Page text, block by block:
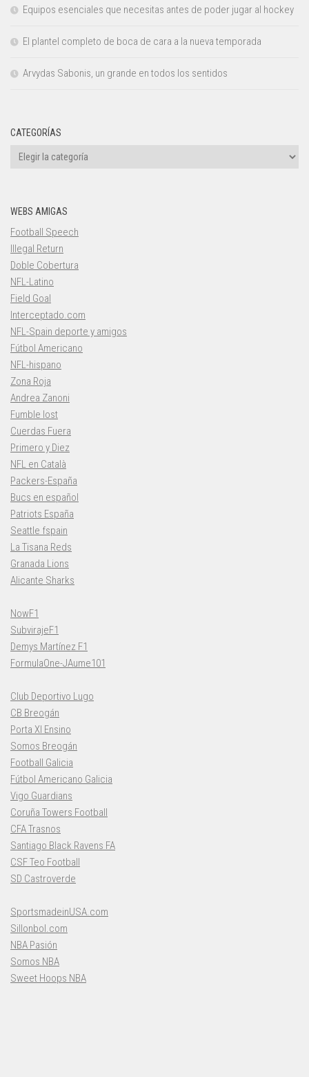
Equipos esenciales que necesitas antes de poder jugar al hockey
El plantel completo de boca de cara a la nueva temporada
Arvydas Sabonis, un grande en todos los sentidos
CATEGORÍAS
Categorías
WEBS AMIGAS
Football Speech
Illegal Return
Doble Cobertura
NFL-Latino
Field Goal
Interceptado.com
NFL-Spain deporte y amigos
Fútbol Americano
NFL-hispano
Zona Roja
Andrea Zanoni
Fumble lost
Cuerdas Fuera
Primero y Diez
NFL en Català
Packers-España
Bucs en español
Patriots España
Seattle fspain
La Tisana Reds
Granada Lions
Alicante Sharks
NowF1
SubvirajeF1
Demys Martínez F1
FormulaOne-JAume101
Club Deportivo Lugo
CB Breogán
Porta XI Ensino
Somos Breogán
Football Galicia
Fútbol Americano Galicia
Vigo Guardians
Coruña Towers Football
CFA Trasnos
Santiago Black Ravens FA
CSF Teo Football
SD Castroverde
SportsmadeinUSA.com
Sillonbol.com
NBA Pasión
Somos NBA
Sweet Hoops NBA